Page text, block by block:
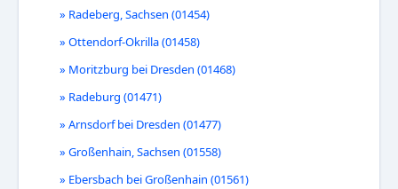
» Radeberg, Sachsen (01454)
» Ottendorf-Okrilla (01458)
» Moritzburg bei Dresden (01468)
» Radeburg (01471)
» Arnsdorf bei Dresden (01477)
» Großenhain, Sachsen (01558)
» Ebersbach bei Großenhain (01561)